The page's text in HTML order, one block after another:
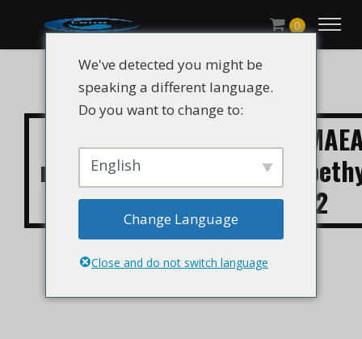
0
CHLUMICRYL®
monomeer/
CAS 2439-35-2
We've detected you might be
speaking a different language.
Do you want to change to:
English
Change Language
Close and do not switch language